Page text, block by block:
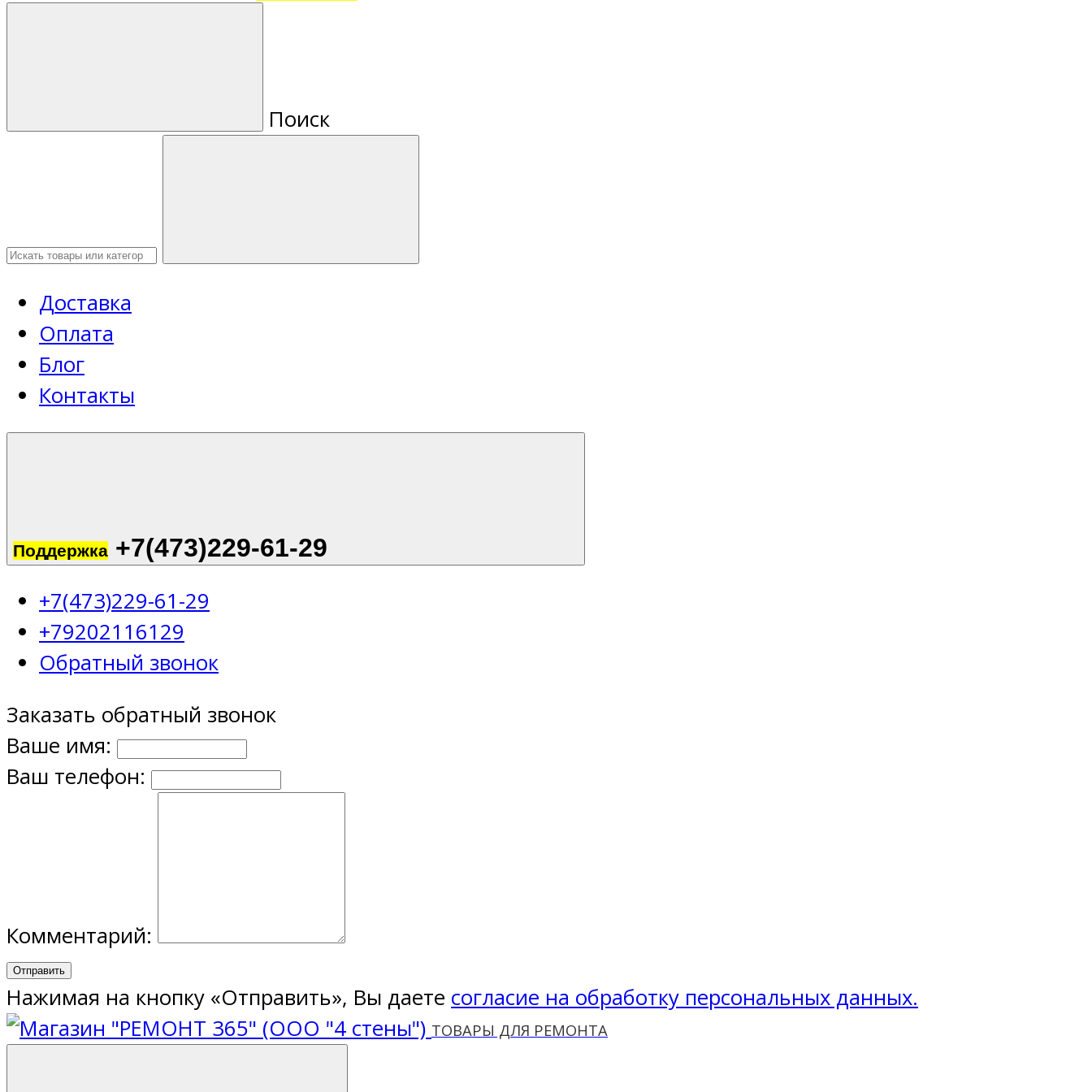
Поиск
Доставка
Оплата
Блог
Контакты
Поддержка +7(473)229-61-29
+7(473)229-61-29
+79202116129
Обратный звонок
Заказать обратный звонок
Ваше имя:
Ваш телефон:
Комментарий:
Отправить
Нажимая на кнопку «Отправить», Вы даете согласие на обработку персональных данных.